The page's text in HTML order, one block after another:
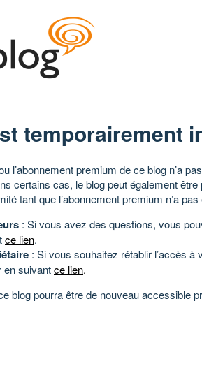
temporairement
l’abonnement premium de ce blog n’a
certains cas, le blog peut également
tant que l’abonnement premium n’a
: Si vous avez des questions, vous
ce lien.
: Si vous souhaitez rétablir l’accès
en suivantce lien.
blog pourra être de nouveau accessible